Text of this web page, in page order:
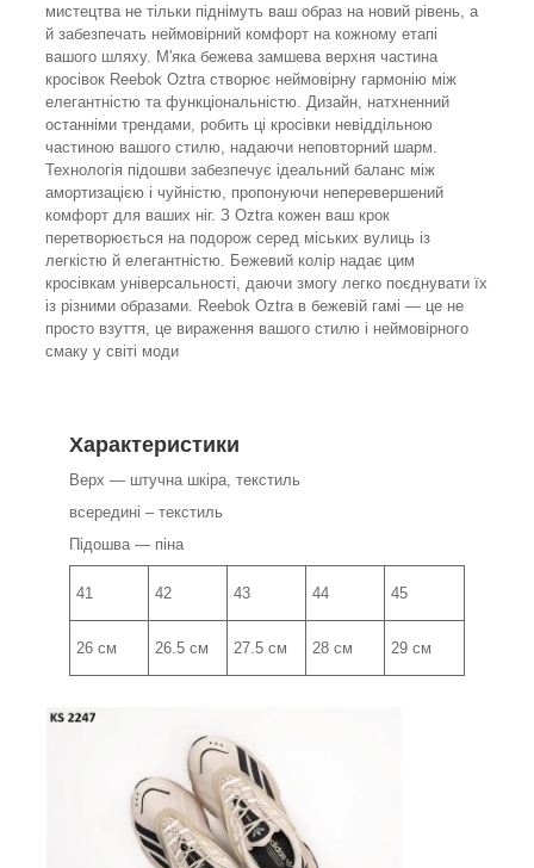
мистецтва не тільки піднімуть ваш образ на новий рівень, а
й забезпечать неймовірний комфорт на кожному етапі
вашого шляху. М'яка бежева замшева верхня частина
кросівок Reebok Oztra створює неймовірну гармонію між
елегантністю та функціональністю. Дизайн, натхненний
останніми трендами, робить ці кросівки невіддільною
частиною вашого стилю, надаючи неповторний шарм.
Технологія підошви забезпечує ідеальний баланс між
амортизацією і чуйністю, пропонуючи неперевершений
комфорт для ваших ніг. З Oztra кожен ваш крок
перетворюється на подорож серед міських вулиць із
легкістю й елегантністю. Бежевий колір надає цим
кросівкам універсальності, даючи змогу легко поєднувати їх
із різними образами. Reebok Oztra в бежевій гамі — це не
просто взуття, це вираження вашого стилю і неймовірного
смаку у світі моди
Характеристики
Верх — штучна шкіра, текстиль
всередині – текстиль
Підошва — піна
41 42 43 44 45
26 см 26.5 см 27.5 см 28 см 29 см